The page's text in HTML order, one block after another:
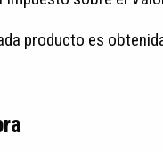
producto es